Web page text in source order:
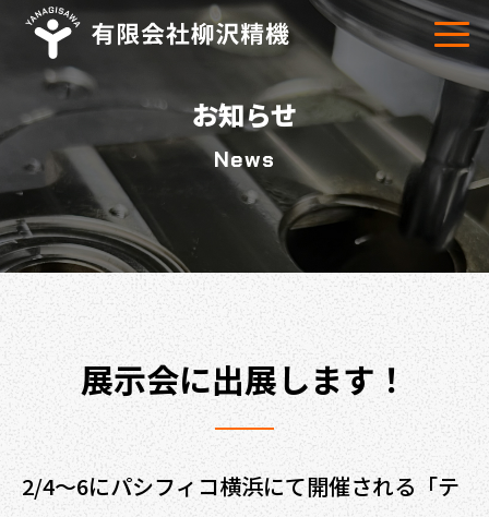
お知らせ
News
展示会に出展します！
2/4～6にパシフィコ横浜にて開催される「テ